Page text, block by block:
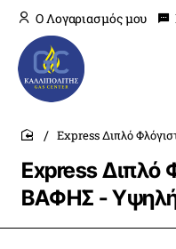
O Λογαριασμός μου
Express Διπλό
ΒΑΦΗΣ -
home
Express Διπλό